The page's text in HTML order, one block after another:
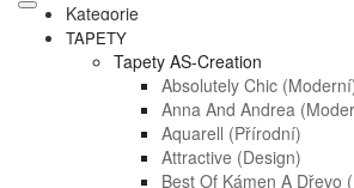
Kategorie
TAPETY
Tapety AS-Creation
Absolutely Chic
Anna And Andrea
Aquarell (přírodní)
Attractive (design)
Best Of Kámen A Dřevo